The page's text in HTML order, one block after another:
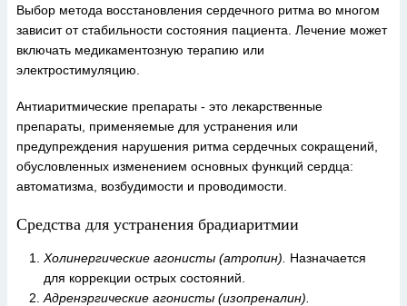
Выбор метода восстановления сердечного ритма во многом
зависит от стабильности состояния пациента. Лечение может
включать медикаментозную терапию или
электростимуляцию.
Антиаритмические препараты - это лекарственные
препараты, применяемые для устранения или
предупреждения нарушения ритма сердечных сокращений,
обусловленных изменением основных функций сердца:
автоматизма, возбудимости и проводимости.
Средства для устранения брадиаритмии
Холинергические агонисты (атропин).
Назначается
для коррекции острых состояний.
Адренэргические агонисты (изопреналин).